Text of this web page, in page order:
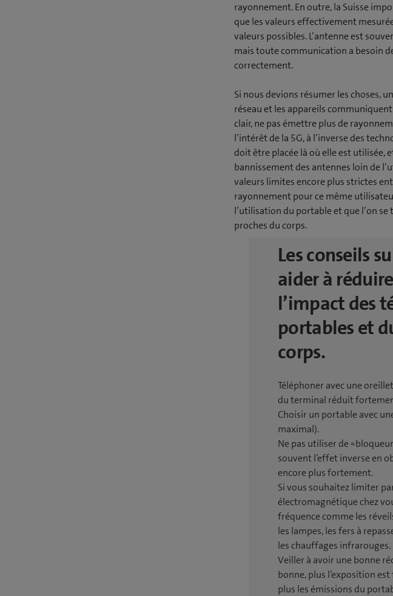
rayonnement. En outre, la Suisse
que les valeurs effectivement
valeurs possibles. L’antenne est
mais toute communication a besoin
correctement.
Si nous devions résumer les choses,
réseau et les appareils
clair, ne pas émettre plus de
l’intérêt de la 5G, à l’inverse des
doit être placée là où elle est utilisée,
bannissement des antennes loin de
valeurs limites encore plus strictes
rayonnement pour ce même
l’utilisation du portable et que l’on
proches du corps.
Les conseils
aider à
l’impact des
portables et
corps.
Téléphoner avec une
du terminal réduit
Choisir un portable avec
maximal).
Ne pas utiliser de
souvent l’effet inverse en
encore plus fortement.
Si vous souhaitez limiter
électromagnétique chez
fréquence comme les
les lampes, les fers à
les chauffages infrarouges.
Veiller à avoir une bonne
bonne, plus l’exposition
plus les émissions du